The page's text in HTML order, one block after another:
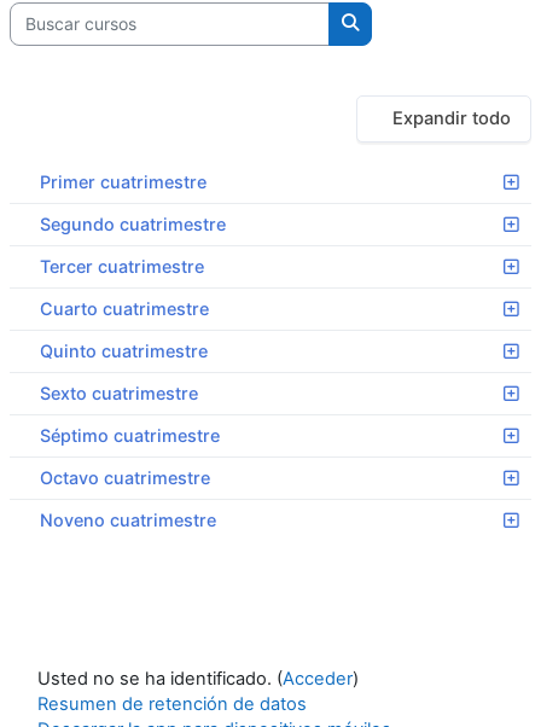
Buscar cursos
Buscar cursos
Expandir todo
Primer cuatrimestre
Segundo cuatrimestre
Tercer cuatrimestre
Cuarto cuatrimestre
Quinto cuatrimestre
Sexto cuatrimestre
Séptimo cuatrimestre
Octavo cuatrimestre
Noveno cuatrimestre
Usted no se ha identificado. (Acceder)
Resumen de retención de datos